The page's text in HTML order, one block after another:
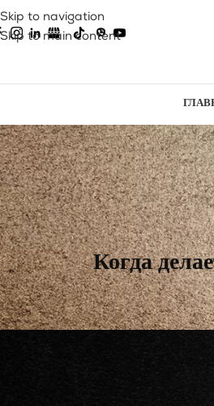
Skip to navigation
Skip to main content
Когда